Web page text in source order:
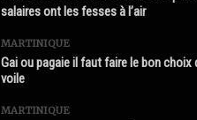
salaires ont les fesses à l’air
MARTINIQUE
Gai ou pagaie il faut faire le bon choix
voile
MARTINIQUE